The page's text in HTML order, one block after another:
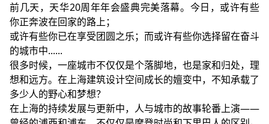
前几天，天华20周年年会盛典完美落幕。今日，或许有些
你正奔波在回家的路上；
或许有些你已在享受团圆之乐；而或许有些你选择留在奋斗
的城市中......
很多时候，一座城市不仅仅是个落脚地，也是家和归处，理
想和远方。在上海建筑设计空间成长的嬗变中，不知承载了
多少人的野心和梦想？
在上海的持续发展与更新中，人与城市的故事轮番上演——